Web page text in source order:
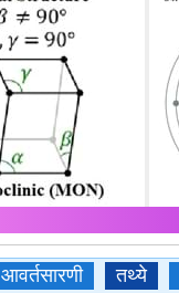
आवर्तसारणी तथ्ये